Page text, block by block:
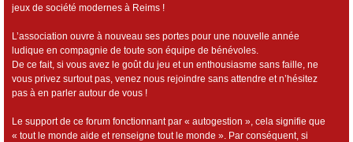
jeux de société modernes à Reims !
L’association ouvre à nouveau ses portes pour une nouvelle année
ludique en compagnie de toute son équipe de bénévoles.
De ce fait, si vous avez le goût du jeu et un enthousiasme sans faille, ne
vous privez surtout pas, venez nous rejoindre sans attendre et n’hésitez
pas à en parler autour de vous !
Le support de ce forum fonctionnant par « autogestion », cela signifie que
« tout le monde aide et renseigne tout le monde ». Par conséquent, si